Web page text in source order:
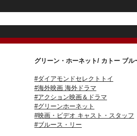
グリーン・ホーネット/ カトー
#ダイアモンドセレクトトイ
#海外映画 海外ドラマ
#アクション映画＆ドラマ
#グリーンホーネット
#映画・ビデオ キャスト・スタッフ
#ブルース・リー